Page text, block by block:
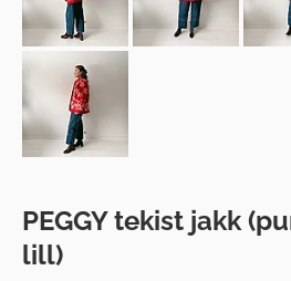
PEGGY tekist jakk
lill)